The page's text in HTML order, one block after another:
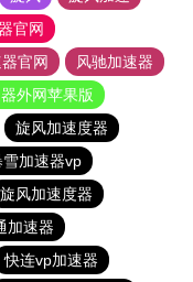
官网
官网
风驰加速器
外网苹果版
旋风加速度器
雪加速器vp
旋风加速度器
加速器
快连vp加速器